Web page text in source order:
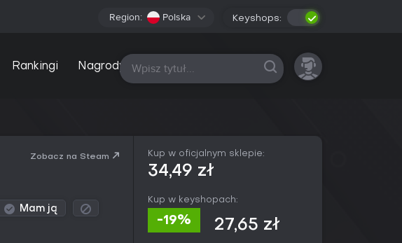
Region: Polska Keyshops:
Rankingi Nagrody Wszystkie platformy
Zobacz na Steam
Mam ją
Kup w oficjalnym sklepie:
34,49 zł
Kup w keyshopach:
-19% 27,65 zł